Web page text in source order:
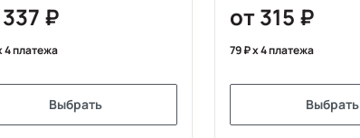
4 платежа
Выбрать
от 315
79 x 4 платежа
Выбрать